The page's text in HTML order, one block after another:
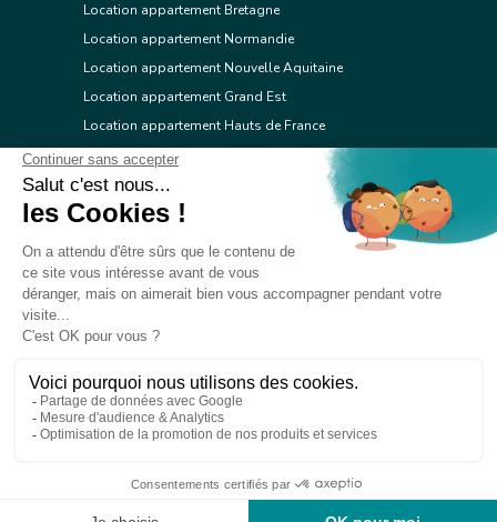
© 2026 Réseau immobilier l'Adresse
Location appartement Bretagne
Location appartement Normandie
Location appartement Nouvelle Aquitaine
Location appartement Grand Est
Location appartement Hauts de France
Location appartement Ile de France
Location appartement Centre Val de Loire
Location appartement Occitanie
Location appartement Provence Alpes Côte d'Azur
Location appartement Corse